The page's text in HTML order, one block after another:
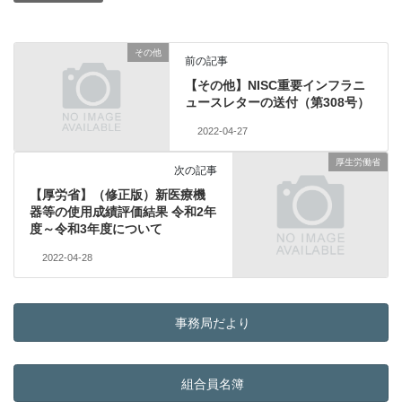
その他
前の記事
【その他】NISC重要インフラニ
ュースレターの送付（第308号）
2022-04-27
厚生労働省
次の記事
【厚労省】（修正版）新医療機
器等の使用成績評価結果 令和2年
度～令和3年度について
2022-04-28
事務局だより
組合員名簿